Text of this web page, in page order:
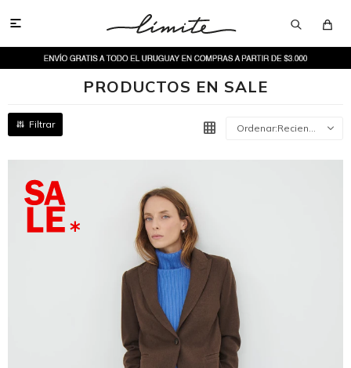

PRODUCTOS EN SALE
Recientes